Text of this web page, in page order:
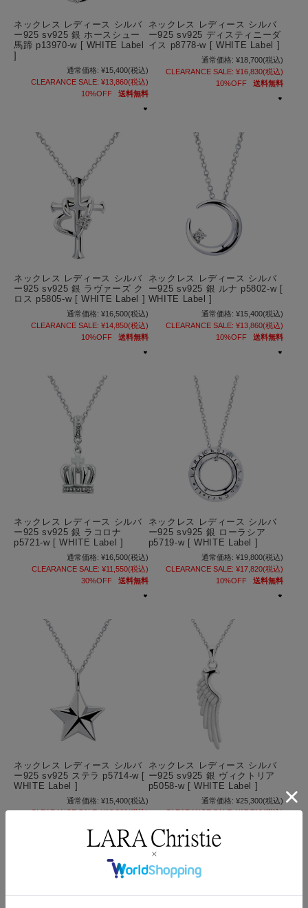
ネックレス レディース シルバ
ー925 sv925 銀 ホースシュー
馬蹄 p13970-w [ WHITE Label
通常価格: ¥15,400(税込)
CLEARANCE SALE: ¥13,860(税込)
10%OFF
送料無料
ネックレス レディース シルバ
ー925 sv925 ディスティニーダ
イス p8778-w [ WHITE Label ]
通常価格: ¥18,700(税込)
CLEARANCE SALE: ¥16,830(税込)
10%OFF
送料無料
ネックレス レディース シルバ
ー925 sv925 銀 ラヴァーズ ク
ロス p5805-w [ WHITE Label ]
通常価格: ¥16,500(税込)
CLEARANCE SALE: ¥14,850(税込)
10%OFF
送料無料
ネックレス レディース シルバ
ー925 sv925 銀 ルナ p5802-w [
WHITE Label ]
通常価格: ¥15,400(税込)
CLEARANCE SALE: ¥13,860(税込)
10%OFF
送料無料
ネックレス レディース シルバ
ー925 sv925 銀 ラコロナ
p5721-w [ WHITE Label ]
通常価格: ¥16,500(税込)
CLEARANCE SALE: ¥11,550(税込)
30%OFF
送料無料
ネックレス レディース シルバ
ー925 sv925 銀 ローラシア
p5719-w [ WHITE Label ]
通常価格: ¥19,800(税込)
CLEARANCE SALE: ¥17,820(税込)
10%OFF
送料無料
ネックレス レディース シルバ
ー925 sv925 ステラ p5714-w [
WHITE Label ]
通常価格: ¥15,400(税込)
CLEARANCE SALE: ¥13,860(税込)
ネックレス レディース シルバ
ー925 sv925 銀 ヴィクトリア
p5058-w [ WHITE Label ]
通常価格: ¥25,300(税込)
CLEARANCE SALE: ¥17,710(税込)